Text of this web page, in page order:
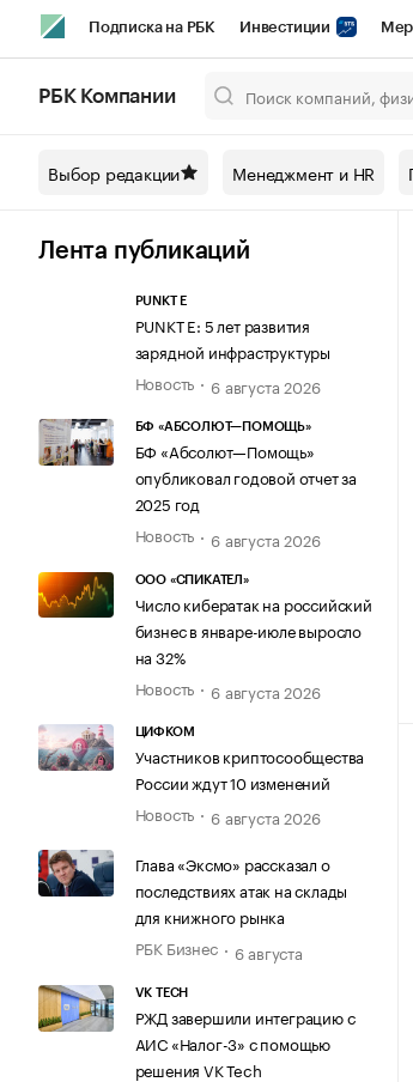
Подписка на РБК Инвестиции
Спецпроекты СПб Конференции СПб
Технологии и медиа Рынок
РБК Компании
Выбор редакции Менеджмент и HR
Лента публикаций
PUNKT E
PUNKT E: 5 лет развития
зарядной инфраструктуры
Новость
6 августа 2026
БФ «АБСОЛЮТ—ПОМОЩЬ»
БФ «Абсолют—Помощь»
опубликовал годовой отчет за
2025 год
Новость
6 августа 2026
ООО «СПИКАТЕЛ»
Число кибератак на российский
бизнес в январе-июле выросло
на 32%
Новость
6 августа 2026
ЦИФКОМ
Участников криптосообщества
России ждут 10 изменений
Новость
6 августа 2026
Глава «Эксмо» рассказал о
последствиях атак на склады
для книжного рынка
РБК Бизнес
6 августа
VK TECH
РЖД завершили интеграцию с
АИС «Налог-3» с помощью
решения VK Tech